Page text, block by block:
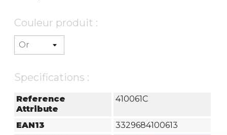
Couleur produit :
Specifications :
Reference
Attribute
410061C
EAN13
3329684100613